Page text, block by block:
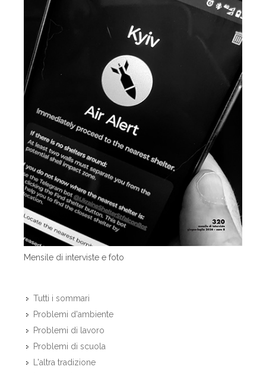
Mensile di interviste e foto
Tutti i sommari
Problemi d'ambiente
Problemi di lavoro
Problemi di scuola
L'altra tradizione